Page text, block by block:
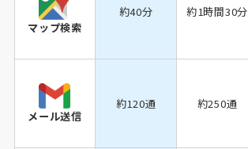
マップ検索
約40分 約1時間30分
メール送信
約120通 約250通